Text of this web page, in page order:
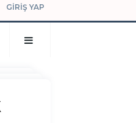
GİRİŞ YAP